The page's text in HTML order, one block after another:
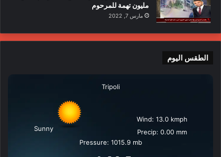
مليون تهمة للمرحوم
مارس 7, 2022
الطقس اليوم
Tripoli
Sunny
Wind: 13.0 kmph
Precip: 0.00 mm
Pressure: 1015.9 mb